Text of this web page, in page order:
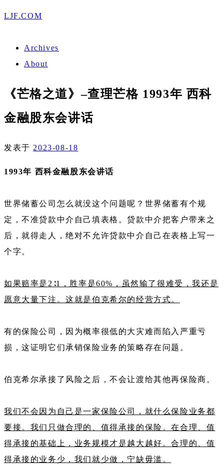
LJF.COM
Archives
About
《芒格之道》–查理芒格 1993年 西科
金融股东会讲话
发表于 2023-08-18
1993年 西科金融股东会讲话
世界储蓄公司怎么就没这个问题呢？世界储蓄有个规
定，不准贷款中介自己填表格。贷款中介把客户带来之
后，就得走人，绝对不允许贷款中介自己在表格上写一
个字。
如果赔率是2∶1，胜率是60%，虽然输了很难受，我还是
愿意大量下注。这就是伯克希尔的经营方式。
有的保险公司，因为概率很低的大灾难而陷入严重亏
损，这证明它们承销保险业务的策略存在问题。
伯克希尔承接了风险之后，不会让渡给其他再保险商。
我们不会因为自己是一家保险公司，就什么保险业务都
要接。我们只做合理的、值得承接的保险。在合理、值
得承接的基础上，业务规模才是越大越好。合理的、值
得承接的业务少，我们就少做，宁缺毋滥。